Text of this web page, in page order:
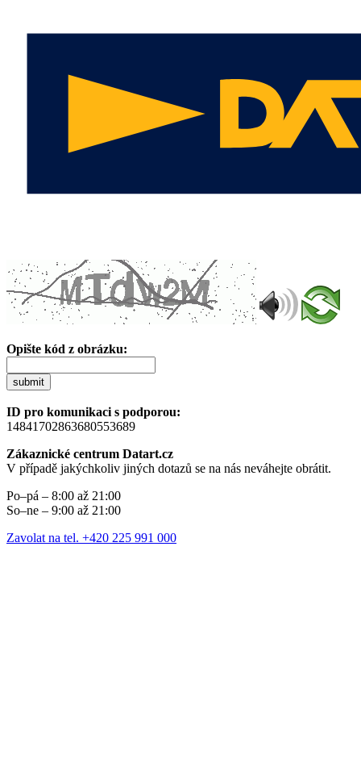
Opište kód z obrázku:
submit
ID pro komunikaci s podporou:
14841702863680553689
Zákaznické centrum Datart.cz
V případě jakýchkoliv jiných dotazů se na nás neváhejte obrátit.
Po–pá – 8:00 až 21:00
So–ne – 9:00 až 21:00
Zavolat na tel. +420 225 991 000